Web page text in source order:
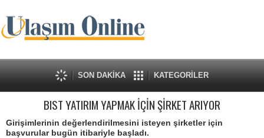
SON DAKİKA KATEGORİLER
BIST YATIRIM YAPMAK İÇİN ŞİRKET ARIYOR
Girişimlerinin değerlendirilmesini isteyen şirketler için
başvurular bugün itibariyle başladı.